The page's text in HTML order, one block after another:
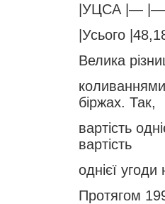
|УЦСА |— |—
|Усього
Велика
коливаннями
біржах. Так,
вартість
вартість
однієї
Протягом